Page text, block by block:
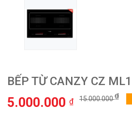
BẾP TỪ CANZY CZ
5.000.000 ₫ 15.000.000₫